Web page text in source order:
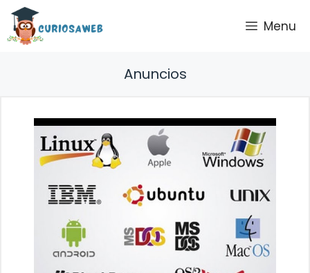
Saltar
contenido
Menu
Anuncios